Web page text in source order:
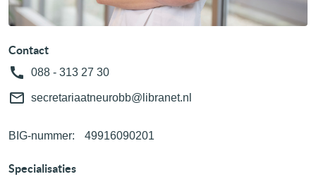
Contact
088 - 313 27 30
secretariaatneurobb@libranet.nl
BIG-nummer: 49916090201
Specialisaties